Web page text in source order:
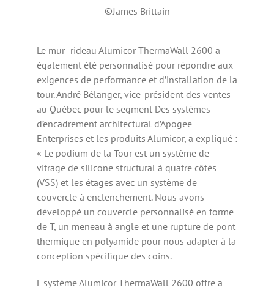
©James Brittain
Le mur- rideau Alumicor ThermaWall 2600 a
également été personnalisé pour répondre aux
exigences de performance et d’installation de la
tour. André Bélanger, vice-président des ventes
au Québec pour le segment Des systèmes
d’encadrement architectural d’Apogee
Enterprises et les produits Alumicor, a expliqué :
« Le podium de la Tour est un système de
vitrage de silicone structural à quatre côtés
(VSS) et les étages avec un système de
couvercle à enclenchement. Nous avons
développé un couvercle personnalisé en forme
de T, un meneau à angle et une rupture de pont
thermique en polyamide pour nous adapter à la
conception spécifique des coins.
L système Alumicor ThermaWall 2600 offre a